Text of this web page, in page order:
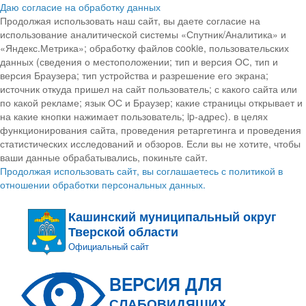
Даю согласие на обработку данных
Продолжая использовать наш сайт, вы даете согласие на
использование аналитической системы «Спутник/Аналитика» и
«Яндекс.Метрика»; обработку файлов cookie, пользовательских
данных (сведения о местоположении; тип и версия ОС, тип и
версия Браузера; тип устройства и разрешение его экрана;
источник откуда пришел на сайт пользователь; с какого сайта или
по какой рекламе; язык ОС и Браузер; какие страницы открывает и
на какие кнопки нажимает пользователь; ip-адрес). в целях
функционирования сайта, проведения ретаргетинга и проведения
статистических исследований и обзоров. Если вы не хотите, чтобы
ваши данные обрабатывались, покиньте сайт.
Продолжая использовать сайт, вы соглашаетесь с политикой в
отношении обработки персональных данных.